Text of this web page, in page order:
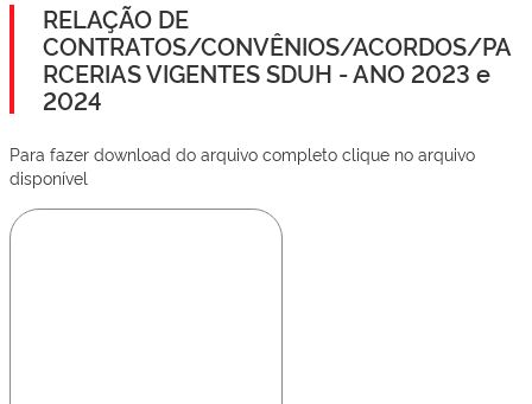
RELAÇÃO DE
CONTRATOS/CONVÊNIOS/ACORDOS/PA
RCERIAS VIGENTES SDUH - ANO 2023 e
2024
Para fazer download do arquivo completo clique no arquivo
disponível